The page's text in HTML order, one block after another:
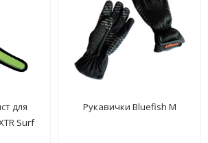
для
Surf
Рукавички Bluefish М